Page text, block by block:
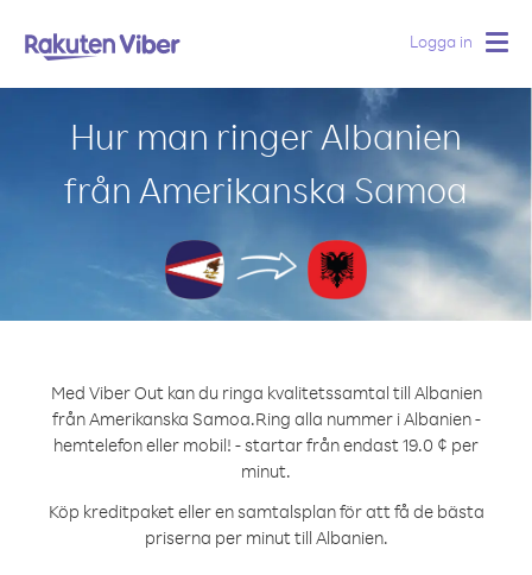
Logga in
Hur man ringer Albanien
från Amerikanska Samoa
Med Viber Out kan du ringa kvalitetssamtal till Albanien
från Amerikanska Samoa.Ring alla nummer i Albanien -
hemtelefon eller mobil! - startar från endast 19.0 ¢ per
minut.
Köp kreditpaket eller en samtalsplan för att få de bästa
priserna per minut till Albanien.